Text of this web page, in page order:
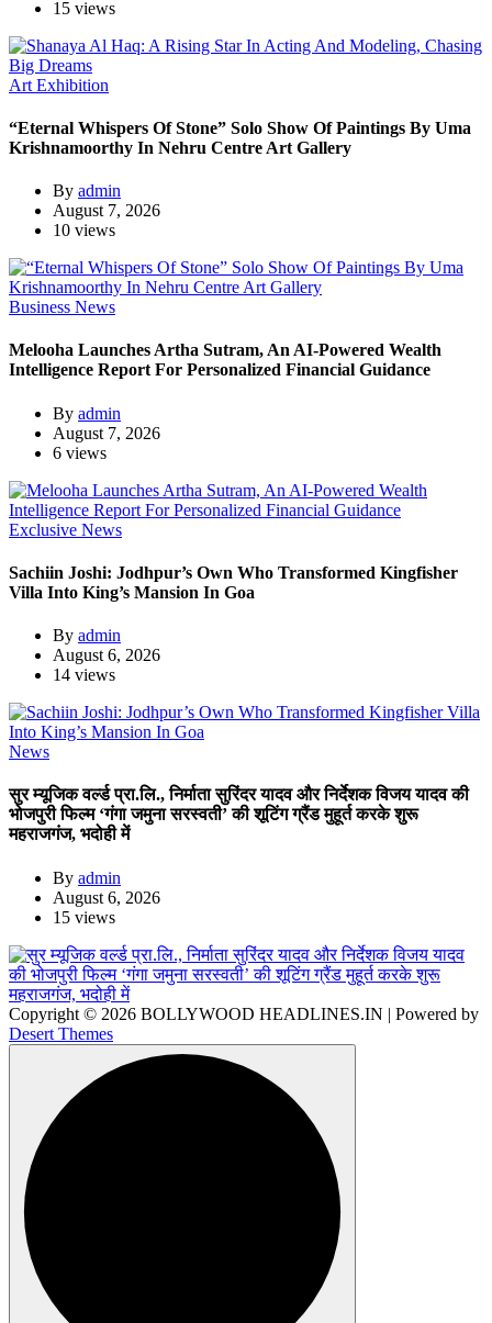
15 views
Art Exhibition
“Eternal Whispers Of Stone” Solo Show Of Paintings By Uma
Krishnamoorthy In Nehru Centre Art Gallery
By admin
August 7, 2026
10 views
Business News
Melooha Launches Artha Sutram, An AI-Powered Wealth
Intelligence Report For Personalized Financial Guidance
By admin
August 7, 2026
6 views
Exclusive News
Sachiin Joshi: Jodhpur’s Own Who Transformed Kingfisher
Villa Into King’s Mansion In Goa
By admin
August 6, 2026
14 views
News
सुर म्यूजिक वर्ल्ड प्रा.लि., निर्माता सुरिंदर यादव और निर्देशक विजय यादव की
भोजपुरी फिल्म ‘गंगा जमुना सरस्वती’ की शूटिंग ग्रैंड मुहूर्त करके शुरू
महराजगंज, भदोही में
By admin
August 6, 2026
15 views
Copyright © 2026 BOLLYWOOD HEADLINES.IN | Powered by
Desert Themes